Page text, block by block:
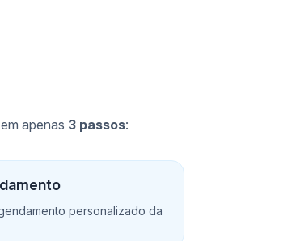
apenas 3 passos:
personalizado da